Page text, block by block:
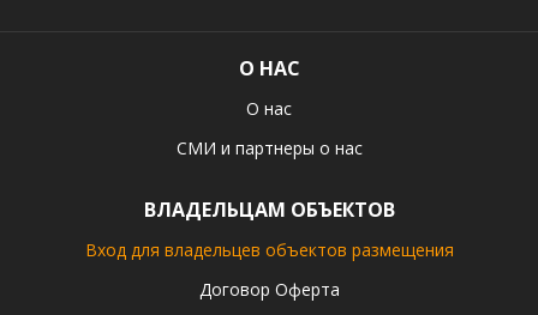
О НАС
О нас
СМИ и партнеры о нас
ВЛАДЕЛЬЦАМ ОБЪЕКТОВ
Вход для владельцев объектов размещения
Договор Оферта